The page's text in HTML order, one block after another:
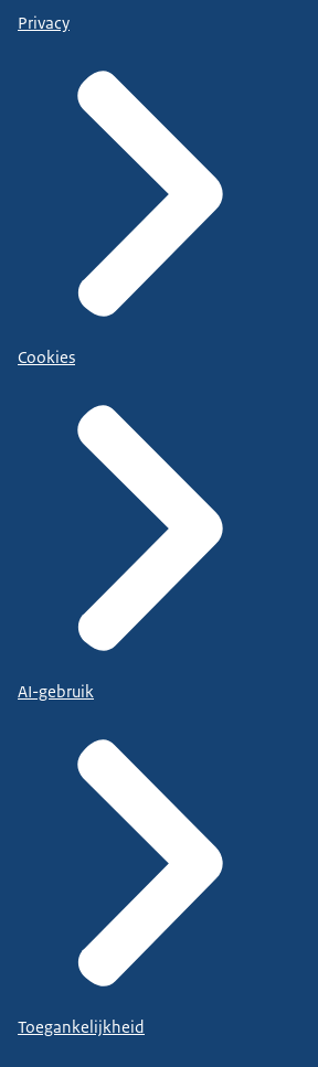
Privacy
Cookies
AI-gebruik
Toegankelijkheid